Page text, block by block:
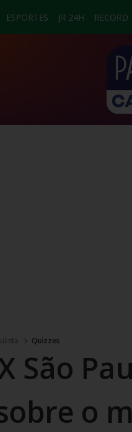
ESPORTES JR 24H RECORD
Quizzes
São
o